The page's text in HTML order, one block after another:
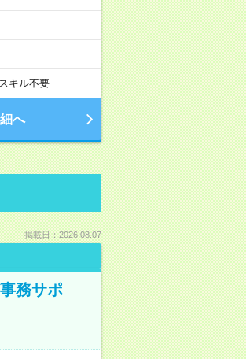
キル不要
へ
掲載日：2026.08.07
務サポ